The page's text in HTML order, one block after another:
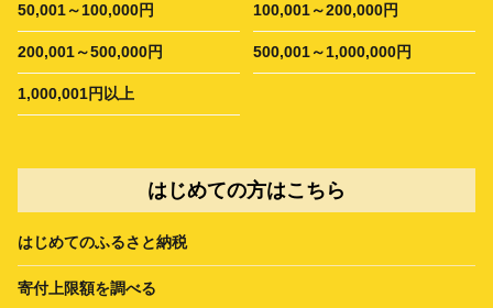
50,001～100,000円 100,001～200,000円
200,001～500,000円 500,001～1,000,000円
1,000,001円以上
はじめての方はこちら
はじめてのふるさと納税
寄付上限額を調べる